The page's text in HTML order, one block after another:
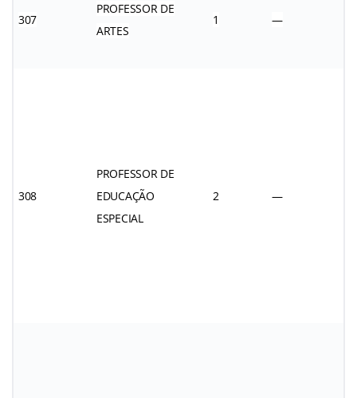
307
PROFESSOR DE
ARTES
1 —
308
PROFESSOR DE
EDUCAÇÃO
ESPECIAL
2 —